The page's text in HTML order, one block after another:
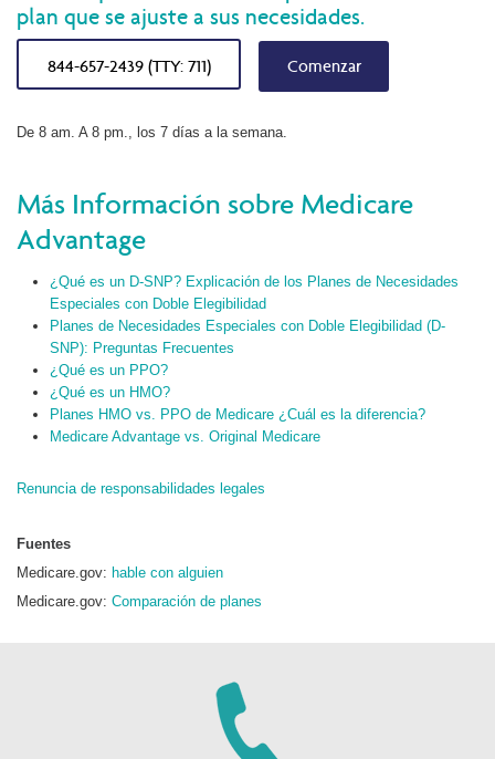
plan que se ajuste a sus necesidades.
844-657-2439 (TTY: 711) Comenzar
De 8 am. A 8 pm., los 7 días a la semana.
Más Información sobre Medicare
Advantage
¿Qué es un D-SNP? Explicación de los Planes de Necesidades
Especiales con Doble Elegibilidad
Planes de Necesidades Especiales con Doble Elegibilidad (D-
SNP): Preguntas Frecuentes
¿Qué es un PPO?
¿Qué es un HMO?
Planes HMO vs. PPO de Medicare ¿Cuál es la diferencia?
Medicare Advantage vs. Original Medicare
Renuncia de responsabilidades legales
Fuentes
Medicare.gov: hable con alguien
Medicare.gov: Comparación de planes